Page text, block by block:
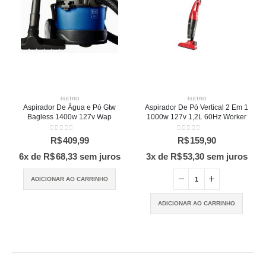
ELETRO
Aspirador De Água e Pó Gtw
Bagless 1400w 127v Wap
0out of 5
R$409,99
6x de R$68,33 sem juros
ADICIONAR AO CARRINHO
ELETRO
Aspirador De Pó Vertical 2 Em 1
1000w 127v 1,2L 60Hz Worker
0out of 5
R$ 159,90
3x de R$53,30 sem juros
ADICIONAR AO CARRINHO